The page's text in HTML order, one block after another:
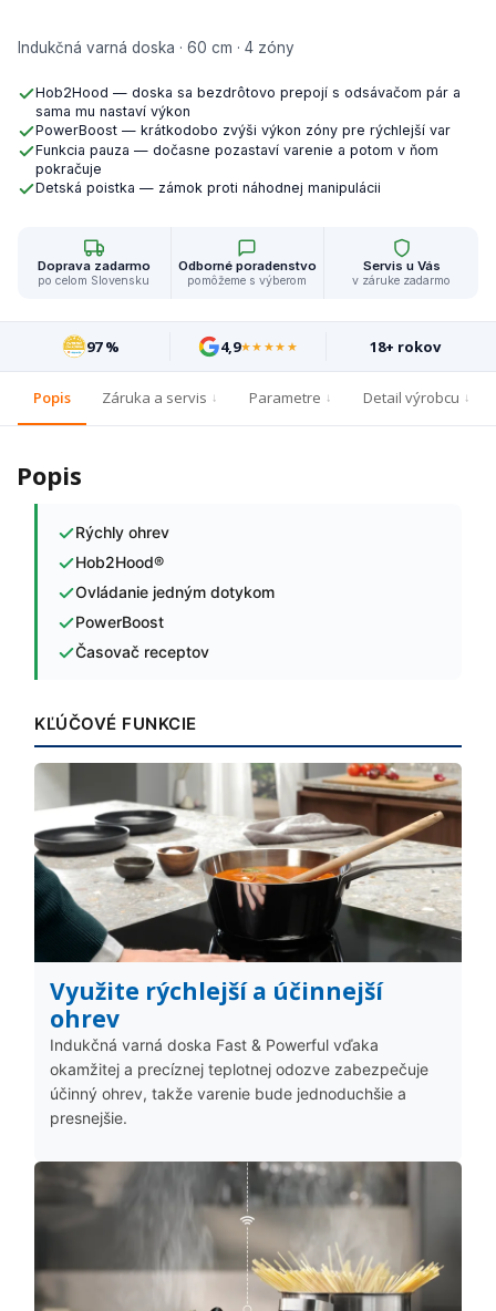
Indukčná varná doska · 60 cm · 4 zóny
Hob2Hood — doska sa bezdrôtovo prepojí s odsávačom pár a
sama mu nastaví výkon
PowerBoost — krátkodobo zvýši výkon zóny pre rýchlejší var
Funkcia pauza — dočasne pozastaví varenie a potom v ňom
pokračuje
Detská poistka — zámok proti náhodnej manipulácii
Doprava zadarmo
po celom Slovensku
Odborné poradenstvo
pomôžeme s výberom
Servis u Vás
v záruke zadarmo
97 % 4,9★★★★★ 18+ rokov
Popis Záruka a servis Parametre Detail výrobcu
Popis
Rýchly ohrev
Hob2Hood®
Ovládanie jedným dotykom
PowerBoost
Časovač receptov
KĽÚČOVÉ FUNKCIE
Využite rýchlejší a účinnejší
ohrev
Indukčná varná doska Fast & Powerful vďaka
okamžitej a precíznej teplotnej odozve zabezpečuje
účinný ohrev, takže varenie bude jednoduchšie a
presnejšie.